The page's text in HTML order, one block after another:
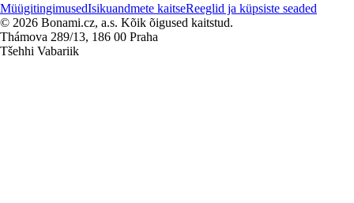
MüügitingimusedIsikuandmete kaitseReeglid ja küpsiste seaded
© 2026 Bonami.cz, a.s. Kõik õigused kaitstud.
Thámova 289/13, 186 00 Praha
Tšehhi Vabariik